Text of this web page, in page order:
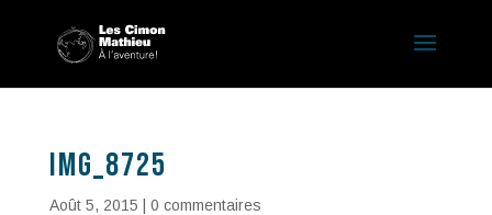
IMG_8725
Août 5, 2015 0 commentaires